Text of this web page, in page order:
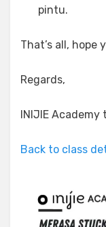
pintu.
That’s all, hope
Regards,
INIJIE Academy
Back to class